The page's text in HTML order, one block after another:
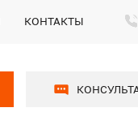
КОНТАКТЫ